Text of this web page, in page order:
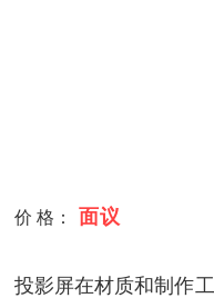
价 格： 面议
投影屏在材质和制作